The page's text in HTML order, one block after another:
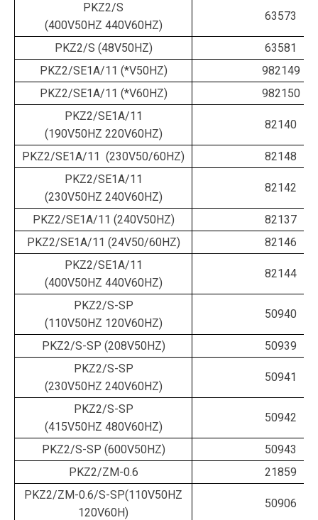
PKZ2/S
(400V50HZ 440V60HZ)
63573
PKZ2/S (48V50HZ)
63581
PKZ2/SE1A/11 (*V50HZ)
982149
PKZ2/SE1A/11 (*V60HZ)
982150
PKZ2/SE1A/11
(190V50HZ 220V60HZ)
82140
PKZ2/SE1A/11 (230V50/60HZ)
82148
PKZ2/SE1A/11
(230V50HZ 240V60HZ)
82142
PKZ2/SE1A/11 (240V50HZ)
82137
PKZ2/SE1A/11 (24V50/60HZ)
82146
PKZ2/SE1A/11
(400V50HZ 440V60HZ)
82144
PKZ2/S-SP
(110V50HZ 120V60HZ)
50940
PKZ2/S-SP (208V50HZ)
50939
PKZ2/S-SP
(230V50HZ 240V60HZ)
50941
PKZ2/S-SP
(415V50HZ 480V60HZ)
50942
PKZ2/S-SP (600V50HZ)
50943
PKZ2/ZM-0.6
21859
PKZ2/ZM-0.6/S-SP(110V50HZ
120V60H)
50906